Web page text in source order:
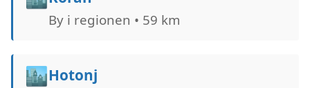
By i regionen • 59 km
🏙️Hotonj